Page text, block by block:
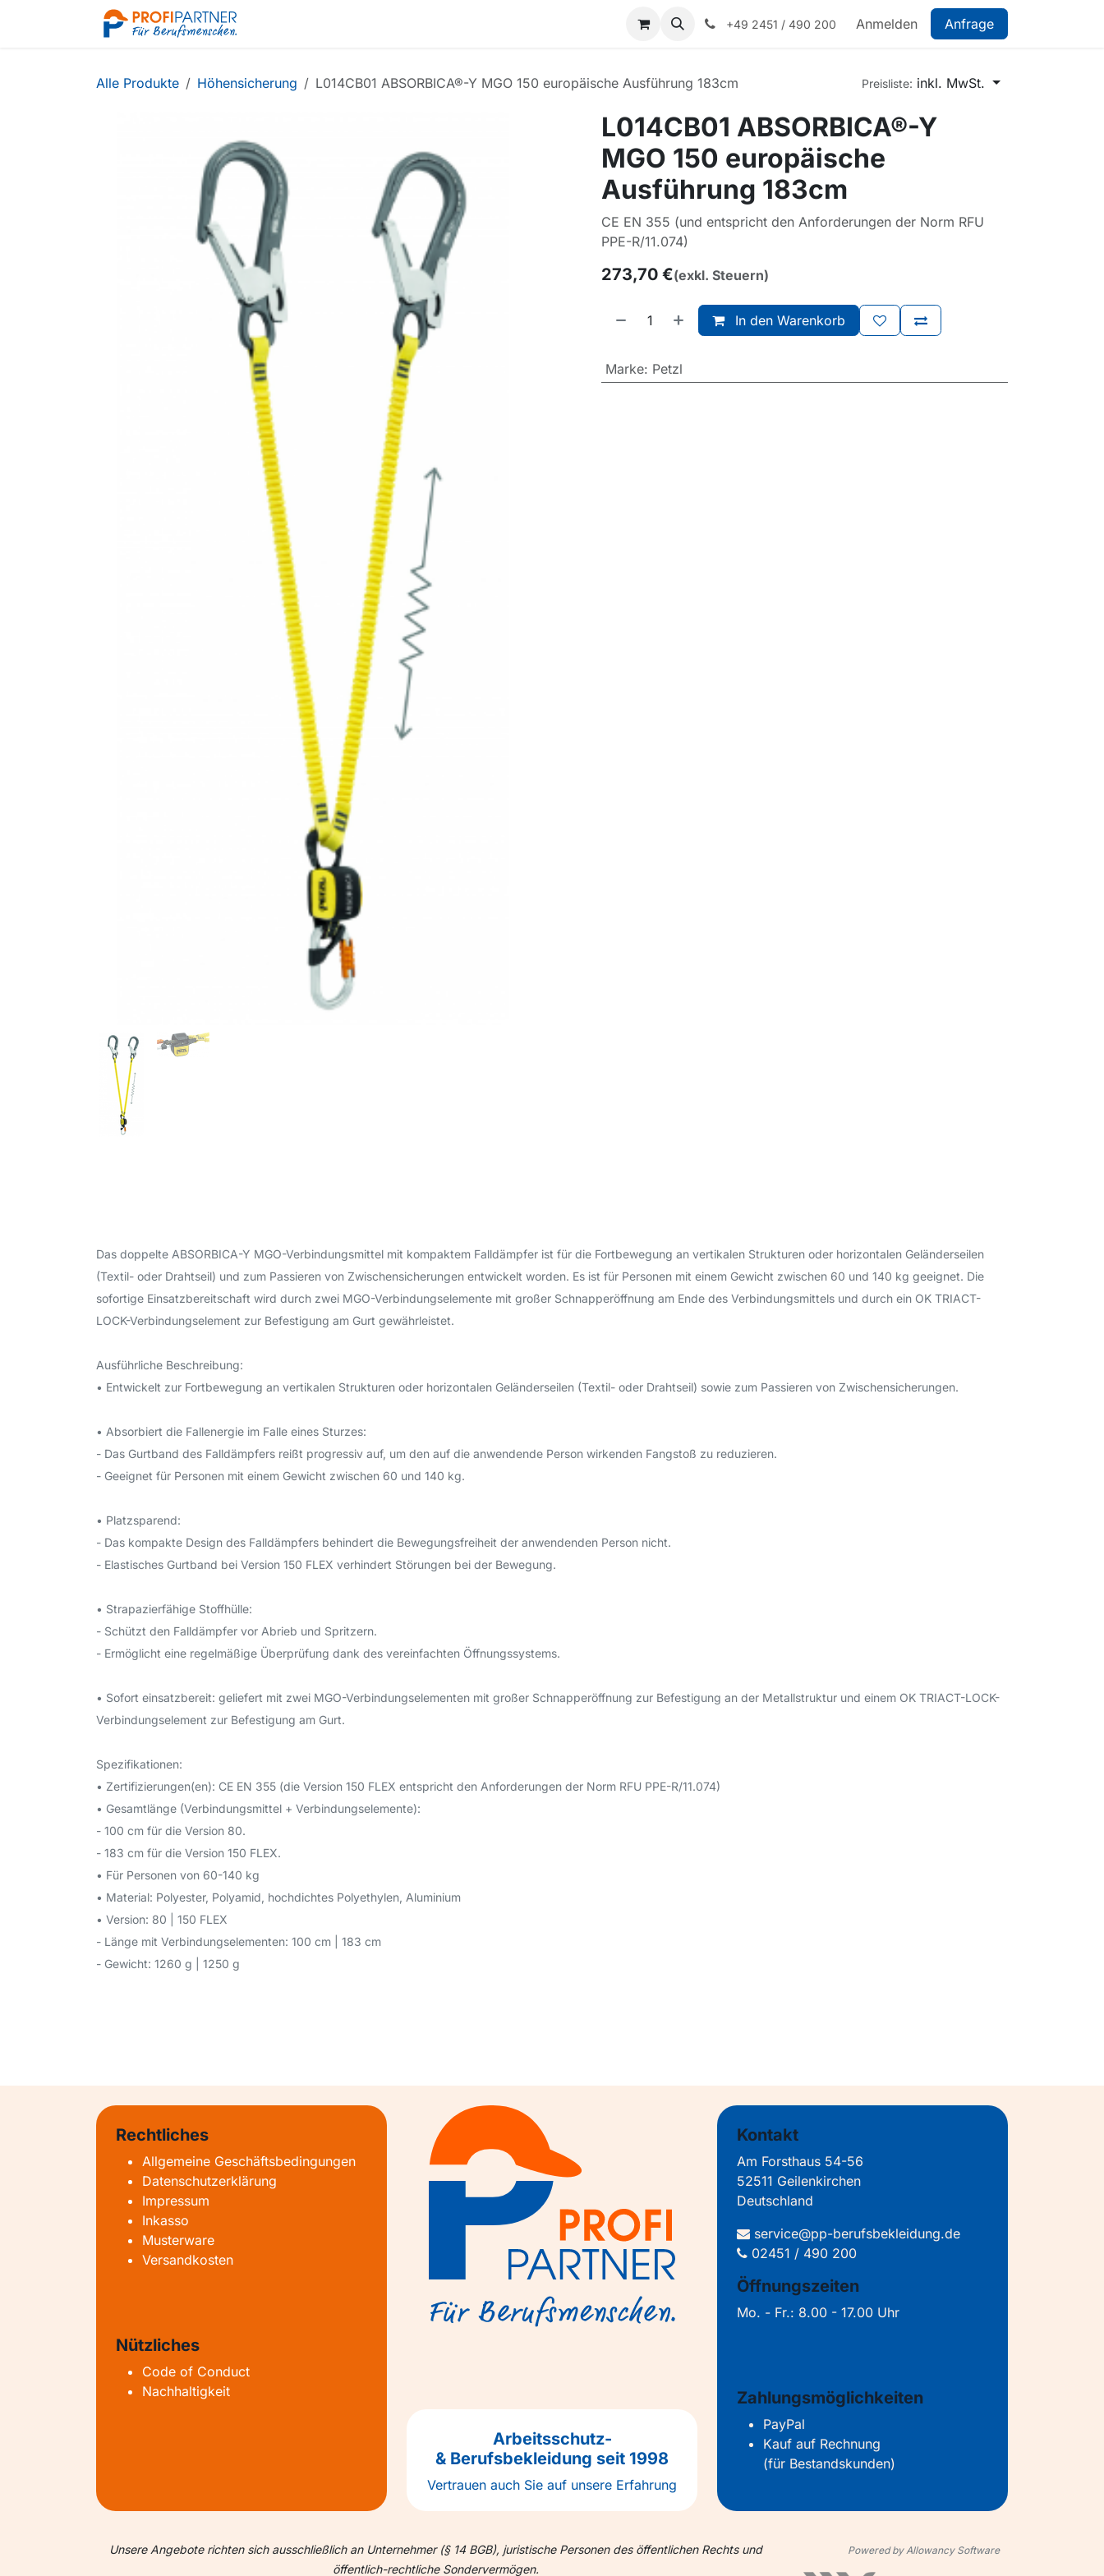
Zum Inhalt springen
+49 2451 / 490 200 Anmelden Anfrage
Alle Produkte Höhensicherung L014CB01 ABSORBICA®-Y MGO 150 europäische Ausführung 183cm Preisliste: inkl. MwSt.
L014CB01 ABSORBICA®-Y
MGO 150 europäische
Ausführung 183cm
CE EN 355 (und entspricht den Anforderungen der Norm RFU
PPE-R/11.074)
273,70 €(exkl. Steuern)
In den Warenkorb
Marke: Petzl
Das doppelte ABSORBICA-Y MGO-Verbindungsmittel mit kompaktem Falldämpfer ist für die Fortbewegung an vertikalen Strukturen oder horizontalen Geländerseilen
(Textil- oder Drahtseil) und zum Passieren von Zwischensicherungen entwickelt worden. Es ist für Personen mit einem Gewicht zwischen 60 und 140 kg geeignet. Die
sofortige Einsatzbereitschaft wird durch zwei MGO-Verbindungselemente mit großer Schnapperöffnung am Ende des Verbindungsmittels und durch ein OK TRIACT-
LOCK-Verbindungselement zur Befestigung am Gurt gewährleistet.​
Ausführliche Beschreibung:
• Entwickelt zur Fortbewegung an vertikalen Strukturen oder horizontalen Geländerseilen (Textil- oder Drahtseil) sowie zum Passieren von Zwischensicherungen.
• Absorbiert die Fallenergie im Falle eines Sturzes:
- Das Gurtband des Falldämpfers reißt progressiv auf, um den auf die anwendende Person wirkenden Fangstoß zu reduzieren.
- Geeignet für Personen mit einem Gewicht zwischen 60 und 140 kg.
• Platzsparend:
- Das kompakte Design des Falldämpfers behindert die Bewegungsfreiheit der anwendenden Person nicht.
- Elastisches Gurtband bei Version 150 FLEX verhindert Störungen bei der Bewegung.
• Strapazierfähige Stoffhülle:
- Schützt den Falldämpfer vor Abrieb und Spritzern.
- Ermöglicht eine regelmäßige Überprüfung dank des vereinfachten Öffnungssystems.
• Sofort einsatzbereit: geliefert mit zwei MGO-Verbindungselementen mit großer Schnapperöffnung zur Befestigung an der Metallstruktur und einem OK TRIACT-LOCK-
Verbindungselement zur Befestigung am Gurt.
Spezifikationen:
• Zertifizierungen(en): CE EN 355 (die Version 150 FLEX entspricht den Anforderungen der Norm RFU PPE-R/11.074)
• Gesamtlänge (Verbindungsmittel + Verbindungselemente):
- 100 cm für die Version 80.
- 183 cm für die Version 150 FLEX.
• Für Personen von 60-140 kg
• Material: Polyester, Polyamid, hochdichtes Polyethylen, Aluminium
• Version: 80 | 150 FLEX
- Länge mit Verbindungselementen: 100 cm | 183 cm
- Gewicht: 1260 g | 1250 g
Rechtliches
Allgemeine Geschäftsbedingungen
Datenschutzerklärung
Impressum
Inkasso
Musterware
Versandkosten
Nützliches
Code of Conduct
Nachhaltigkeit
Kontakt
Am Forsthaus 54-56
52511 Geilenkirchen
Deutschland
service@pp-berufsbekleidung.de
02451 / 490 200
Öffnungszeiten
Mo. - Fr.: 8.00 - 17.00 Uhr
Zahlungsmöglichkeiten
PayPal
Kauf auf Rechnung
(für Bestandskunden)
Arbeitsschutz-
& Berufsbekleidung seit 1998
Vertrauen auch Sie auf unsere Erfahrung
Unsere Angebote richten sich ausschließlich an Unternehmer (§ 14 BGB), juristische Personen des öffentlichen Rechts und
öffentlich-rechtliche Sondervermögen.
Powered by Allowancy Software